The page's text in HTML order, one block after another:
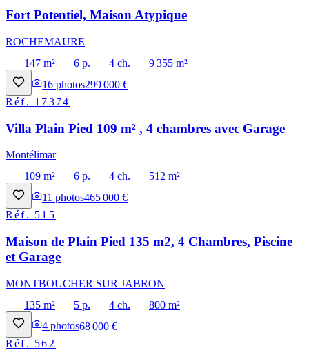
Fort Potentiel, Maison Atypique
ROCHEMAURE
147 m²
6 p. 4 ch.
9 355 m²
16 photos299 000 €
Réf. 17374
Villa Plain Pied 109 m² , 4 chambres avec Garage
Montélimar
109 m²
6 p. 4 ch.
512 m²
11 photos465 000 €
Réf. 515
Maison de Plain Pied 135 m2, 4 Chambres, Piscine
et Garage
MONTBOUCHER SUR JABRON
135 m²
5 p. 4 ch.
800 m²
4 photos68 000 €
Réf. 562